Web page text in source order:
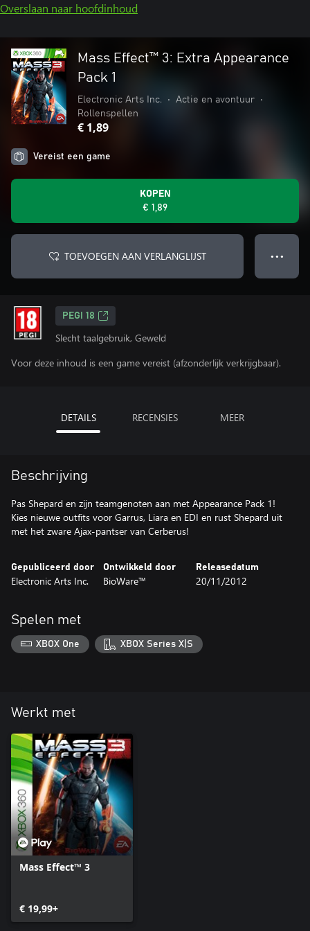
Overslaan naar hoofdinhoud
Mass Effect™ 3: Extra Appearance
Pack 1
Electronic Arts Inc. • Actie en avontuur
•
Rollenspellen
€ 1,89
Vereist een game
KOPEN
€ 1,89
TOEVOEGEN AAN VERLANGLIJST ● ● ●
PEGI 18
Slecht taalgebruik, Geweld
Voor deze inhoud is een game vereist (afzonderlijk verkrijgbaar).
DETAILS RECENSIES MEER
Beschrijving
Pas Shepard en zijn teamgenoten aan met Appearance Pack 1!
Kies nieuwe outfits voor Garrus, Liara en EDI en rust Shepard uit
met het zware Ajax-pantser van Cerberus!
Gepubliceerd door
Electronic Arts Inc.
Ontwikkeld door
BioWare™
Releasedatum
20/11/2012
Spelen met
XBOX One XBOX Series X|S
Werkt met
Mass Effect™ 3
€ 19,99+